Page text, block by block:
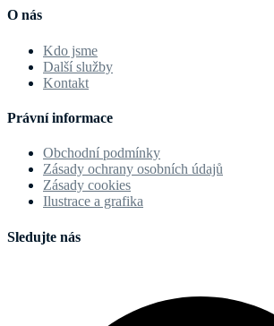
O nás
Kdo jsme
Další služby
Kontakt
Právní informace
Obchodní podmínky
Zásady ochrany osobních údajů
Zásady cookies
Ilustrace a grafika
Sledujte nás